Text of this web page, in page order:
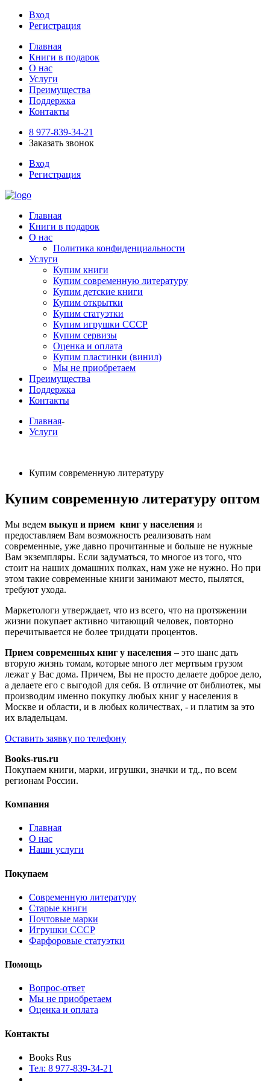
Вход
Регистрация
Главная
Книги в подарок
О нас
Услуги
Преимущества
Поддержка
Контакты
8 977-839-34-21
Заказать звонок
Вход
Регистрация
Главная
Книги в подарок
О нас
Политика конфиденциальности
Услуги
Купим книги
Купим современную литературу
Купим детские книги
Купим открытки
Купим статуэтки
Купим игрушки СССР
Купим сервизы
Оценка и оплата
Купим пластинки (винил)
Мы не приобретаем
Преимущества
Поддержка
Контакты
Главная-
Услуги
Купим современную литературу
Купим современную литературу оптом
Мы ведем выкуп и прием книг у населения и
предоставляем Вам возможность реализовать нам
современные, уже давно прочитанные и больше не нужные
Вам экземпляры. Если задуматься, то многое из того, что
стоит на наших домашних полках, нам уже не нужно. Но при
этом такие современные книги занимают место, пылятся,
требуют ухода.
Маркетологи утверждает, что из всего, что на протяжении
жизни покупает активно читающий человек, повторно
перечитывается не более тридцати процентов.
Прием современных книг у населения – это шанс дать
вторую жизнь томам, которые много лет мертвым грузом
лежат у Вас дома. Причем, Вы не просто делаете доброе дело,
а делаете его с выгодой для себя. В отличие от библиотек, мы
производим именно покупку любых книг у населения в
Москве и области, и в любых количествах, - и платим за это
их владельцам.
Оставить заявку по телефону
Books-rus.ru
Покупаем книги, марки, игрушки, значки и тд., по всем
регионам России.
Компания
Главная
О нас
Наши услуги
Покупаем
Современную литературу
Старые книги
Почтовые марки
Игрушки СССР
Фарфоровые статуэтки
Помощь
Вопрос-ответ
Мы не приобретаем
Оценка и оплата
Контакты
Books Rus
Тел: 8 977-839-34-21